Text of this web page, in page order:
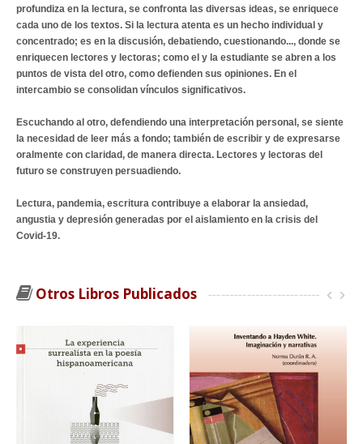
profundiza en la lectura, se confronta las diversas ideas, se enriquece
cada uno de los textos. Si la lectura atenta es un hecho individual y
concentrado; es en la discusión, debatiendo, cuestionando..., donde se
enriquecen lectores y lectoras; como el y la estudiante se abren a los
puntos de vista del otro, como defienden sus opiniones. En el
intercambio se consolidan vínculos significativos.
Escuchando al otro, defendiendo una interpretación personal, se siente
la necesidad de leer más a fondo; también de escribir y de expresarse
oralmente con claridad, de manera directa. Lectores y lectoras del
futuro se construyen persuadiendo.
Lectura, pandemia, escritura contribuye a elaborar la ansiedad,
angustia y depresión generadas por el aislamiento en la crisis del
Covid-19.
Otros Libros Publicados